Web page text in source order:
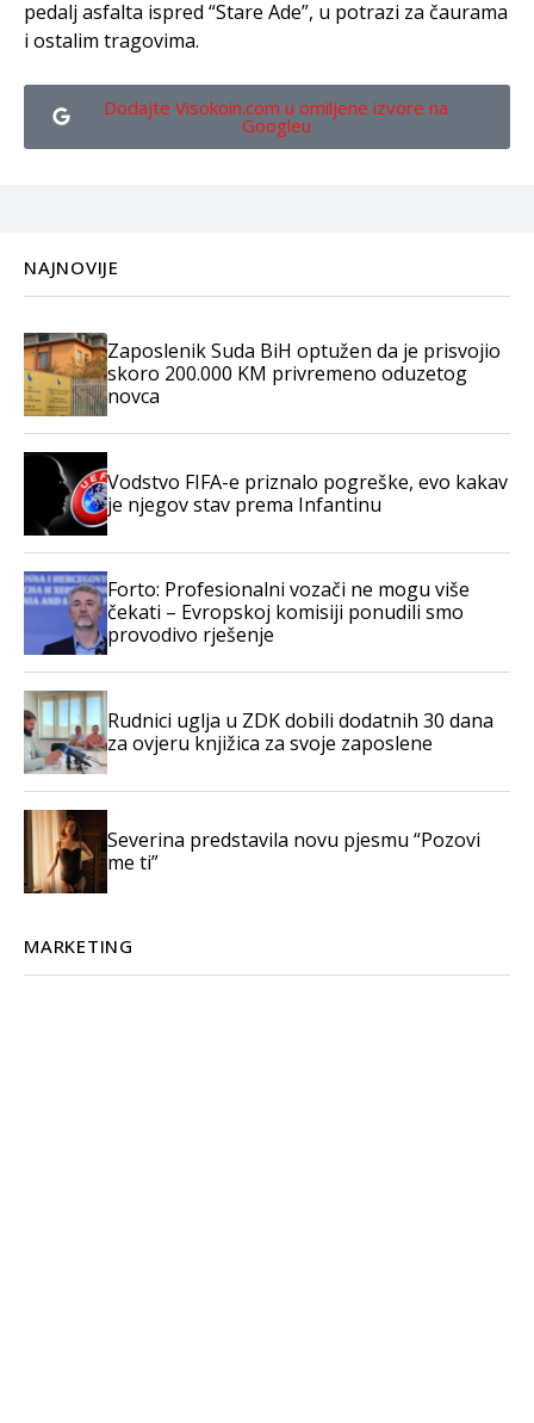
pedalj asfalta ispred “Stare Ade”, u potrazi za čaurama
i ostalim tragovima.
Dodajte Visokoin.com u omiljene izvore na
Googleu
NAJNOVIJE
Zaposlenik Suda BiH optužen da je prisvojio
skoro 200.000 KM privremeno oduzetog
novca
Vodstvo FIFA-e priznalo pogreške, evo kakav
je njegov stav prema Infantinu
Forto: Profesionalni vozači ne mogu više
čekati – Evropskoj komisiji ponudili smo
provodivo rješenje
Rudnici uglja u ZDK dobili dodatnih 30 dana
za ovjeru knjižica za svoje zaposlene
Severina predstavila novu pjesmu “Pozovi
me ti”
MARKETING